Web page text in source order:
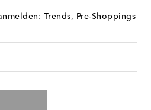
Trends, Pre-Shoppings